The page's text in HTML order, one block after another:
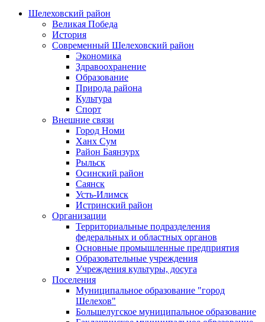
Шелеховский район
Великая Победа
История
Современный Шелеховский район
Экономика
Здравоохранение
Образование
Природа района
Культура
Спорт
Внешние связи
Город Номи
Ханх Сум
Район Баянзурх
Рыльск
Осинский район
Саянск
Усть-Илимск
Истринский район
Организации
Территориальные подразделения
федеральных и областных органов
Основные промышленные предприятия
Образовательные учреждения
Учреждения культуры, досуга
Поселения
Муниципальное образование "город
Шелехов"
Большелугское муниципальное образование